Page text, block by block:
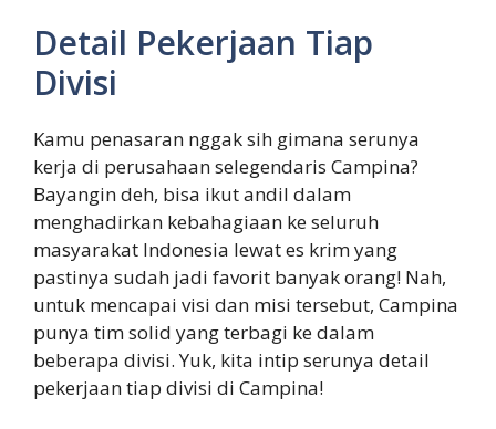
Detail Pekerjaan Tiap
Divisi
Kamu penasaran nggak sih gimana serunya
kerja di perusahaan selegendaris Campina?
Bayangin deh, bisa ikut andil dalam
menghadirkan kebahagiaan ke seluruh
masyarakat Indonesia lewat es krim yang
pastinya sudah jadi favorit banyak orang! Nah,
untuk mencapai visi dan misi tersebut, Campina
punya tim solid yang terbagi ke dalam
beberapa divisi. Yuk, kita intip serunya detail
pekerjaan tiap divisi di Campina!